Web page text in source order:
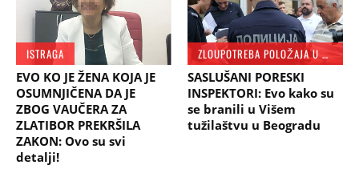
ISTRAGA
EVO KO JE ŽENA KOJA JE
OSUMNJIČENA DA JE
ZBOG VAUČERA ZA
ZLATIBOR PREKRŠILA
ZAKON: Ovo su svi
detalji!
ZLOUPOTREBA POLOŽAJA U SRBIJI
SASLUŠANI PORESKI
INSPEKTORI: Evo kako su
se branili u Višem
tužilaštvu u Beogradu